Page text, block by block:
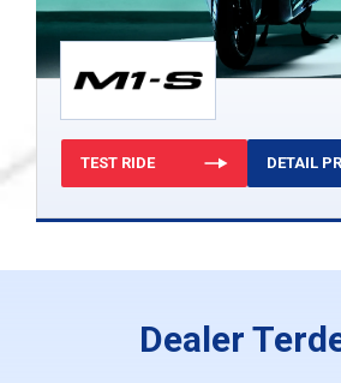
TEST RIDE DETAIL
Dealer